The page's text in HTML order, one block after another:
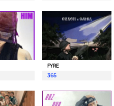
FYRE
365